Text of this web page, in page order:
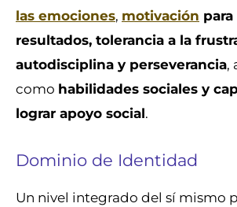
las emociones, motivación
resultados, tolerancia a la
autodisciplina y perseverancia,
como habilidades sociales y
lograr apoyo social.
Dominio de Identidad
Un nivel integrado del sí mismo